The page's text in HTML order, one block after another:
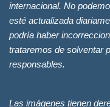
internacional. No
esté actualizada
podría haber
trataremos de solventar
responsables.
Las imágenes tienen